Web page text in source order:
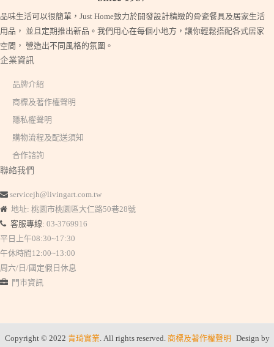
品味生活可以很簡單，Just Home致力於開發設計精緻的骨瓷餐具及居家生活
用品， 並且定期推出新品。我們用心在每個小地方，讓你輕鬆搭配各式居家
空間， 營造出不同風格的氛圍。
企業資訊
品牌介紹
商標及著作權聲明
隱私權聲明
購物流程及配送須知
合作諮詢
聯絡我們
servicejh@livingart.com.tw
地址: 桃園市桃園區大仁路50巷28號
客服專線: 03-3769916
平日上午08:30~17:30
午休時間12:00~13:00
周六/日/國定假日休息
門市資訊
Copyright © 2022 青琦實業. All rights reserved. 商標及著作權聲明 Design by